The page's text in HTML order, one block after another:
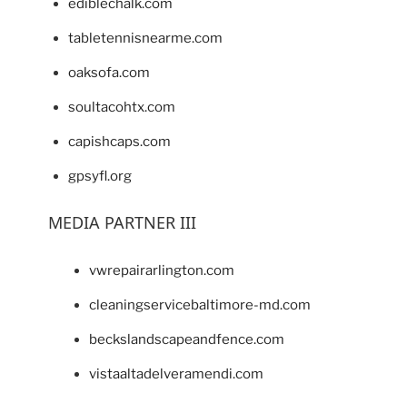
ediblechalk.com
tabletennisnearme.com
oaksofa.com
soultacohtx.com
capishcaps.com
gpsyfl.org
MEDIA PARTNER III
vwrepairarlington.com
cleaningservicebaltimore-md.com
beckslandscapeandfence.com
vistaaltadelveramendi.com